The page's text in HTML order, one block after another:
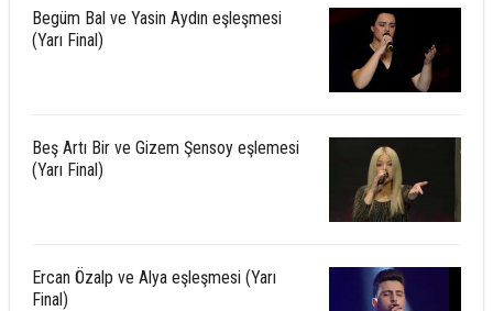
Begüm Bal ve Yasin Aydın eşleşmesi
(Yarı Final)
Beş Artı Bir ve Gizem Şensoy eşlemesi
(Yarı Final)
Ercan Özalp ve Alya eşleşmesi (Yarı
Final)